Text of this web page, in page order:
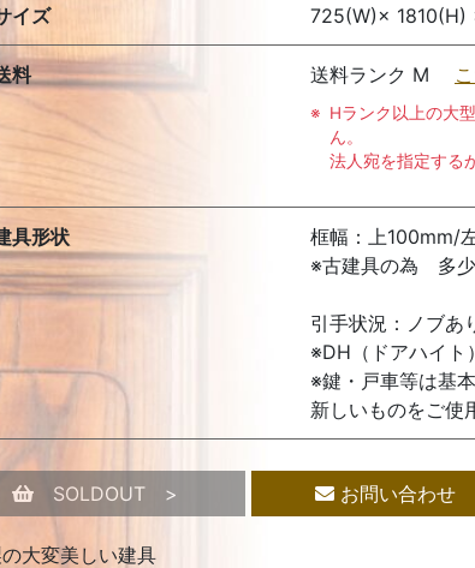
イズ 725(W)×
料 送料ランク M
Hランク以上の大
ん。
法人宛を指定する
具形状
框幅：上100mm/
※古建具の為 多
引手状況：ノブあ
※DH（ドアハイ
※鍵・戸車等は基
新しいものをご使
SOLDOUT > お問い合わせ
大変美しい建具